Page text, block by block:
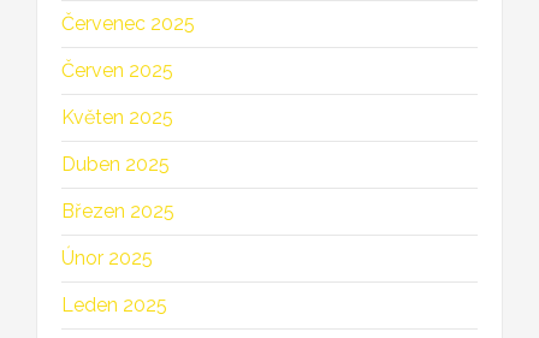
Červenec 2025
Červen 2025
Květen 2025
Duben 2025
Březen 2025
Únor 2025
Leden 2025